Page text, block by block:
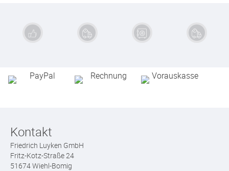
Kontakt
Friedrich Luyken GmbH
Fritz-Kotz-Straße 24
51674 Wiehl-Bomig